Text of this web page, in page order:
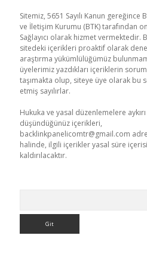
Sitemiz, 5651 Sayılı Kanun gereğince
ve İletişim Kurumu (BTK) tarafından
Sağlayıcı olarak hizmet vermektedir.
sitedeki içerikleri proaktif olarak
araştırma yükümlülüğümüz
üyelerimiz yazdıkları içeriklerin
taşımakta olup, siteye üye olarak bu
etmiş sayılırlar.
Hukuka ve yasal düzenlemelere
düşündüğünüz içerikleri,
backlinkpanelicomtr@gmail.com
halinde, ilgili içerikler yasal süre
kaldırılacaktır.